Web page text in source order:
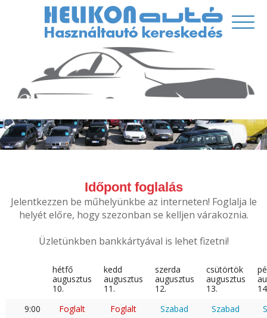
Időpont foglalás
Jelentkezzen be műhelyünkbe az interneten! Foglalja le
helyét előre, hogy szezonban se kelljen várakoznia.
Üzletünkben bankkártyával is lehet fizetni!
hétfő
augusztus
10.
kedd
augusztus
11.
szerda
augusztus
12.
csütörtök
augusztus
13.
9:00
Foglalt Foglalt Szabad Szabad